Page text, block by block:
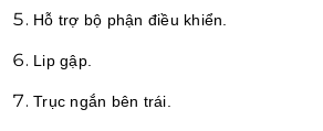
Hỗ trợ bộ phận điều khiển.
Lip gập.
Trục ngắn bên trái.